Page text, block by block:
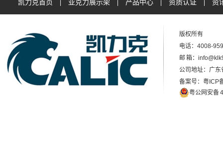
凯力克首页 亚克力展示架 产品中心 资质认证 资
版权所有
电话：4008-
邮 箱：
公司地址：广
备案号：粤ICP
粤公网安备